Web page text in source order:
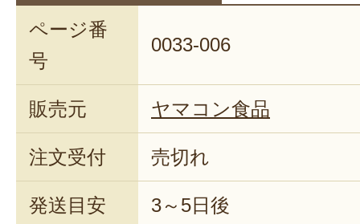
ページ番
号
0033-006
販売元 ヤマコン食品
注文受付 売切れ
発送目安 3～5日後